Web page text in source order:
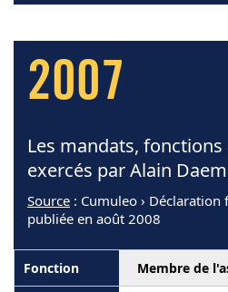
2007
Les mandats,
exercés par Alain
Source : Cumuleo ›
publiée en août 2008
Membre de